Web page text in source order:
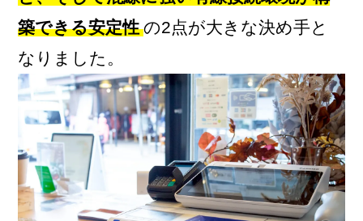
築できる安定性の2点が大きな決め手と
なりました。